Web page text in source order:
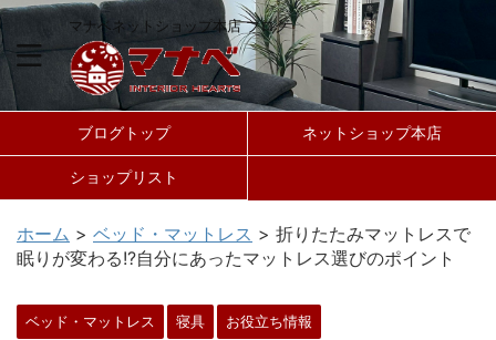
マナベネットショップ本店 ブログ
ブログトップ ネットショップ本店
ショップリスト
ホーム > ベッド・マットレス > 折りたたみマットレスで
眠りが変わる!?自分にあったマットレス選びのポイント
ベッド・マットレス 寝具 お役立ち情報